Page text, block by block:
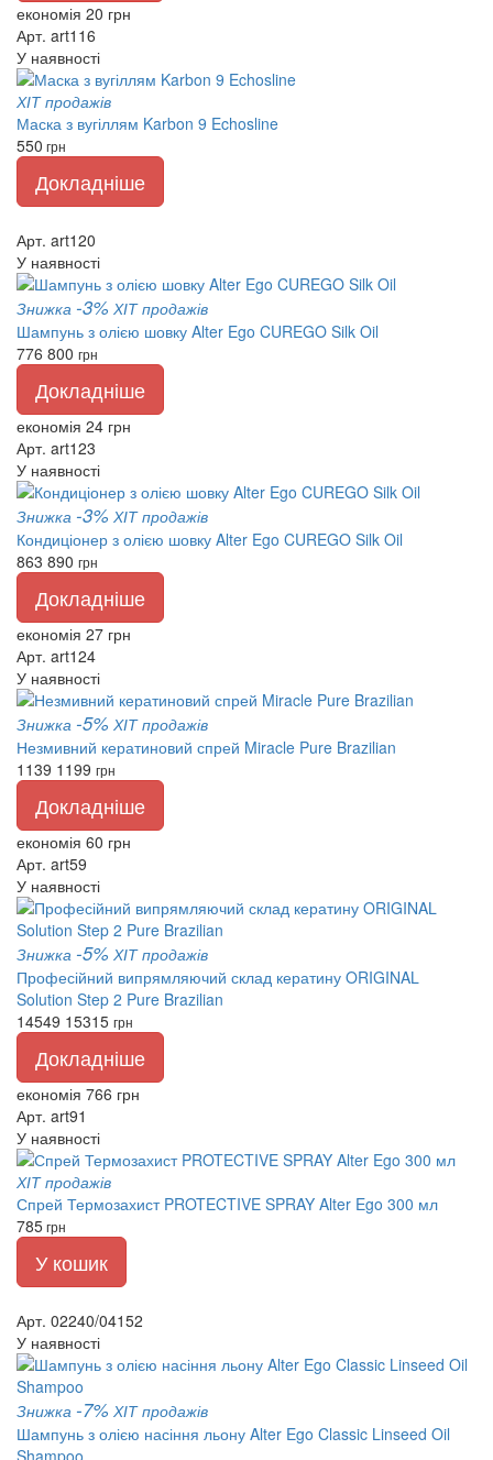
економія 20 грн
Арт. art116
У наявності
ХІТ продажів
Маска з вугіллям Karbon 9 Echosline
550 грн
Докладніше
Арт. art120
У наявності
Знижка -3% ХІТ продажів
Шампунь з олією шовку Alter Ego CUREGO Silk Oil
776 800 грн
Докладніше
економія 24 грн
Арт. art123
У наявності
Знижка -3% ХІТ продажів
Кондиціонер з олією шовку Alter Ego CUREGO Silk Oil
863 890 грн
Докладніше
економія 27 грн
Арт. art124
У наявності
Знижка -5% ХІТ продажів
Незмивний кератиновий спрей Miracle Pure Brazilian
1139 1199 грн
Докладніше
економія 60 грн
Арт. art59
У наявності
Знижка -5% ХІТ продажів
Професійний випрямляючий склад кератину ORIGINAL
Solution Step 2 Pure Brazilian
14549 15315 грн
Докладніше
економія 766 грн
Арт. art91
У наявності
ХІТ продажів
Спрей Термозахист PROTECTIVE SPRAY Alter Ego 300 мл
785грн
У кошик
Арт. 02240/04152
У наявності
Знижка -7% ХІТ продажів
Шампунь з олією насіння льону Alter Ego Classic Linseed Oil
Shampoo